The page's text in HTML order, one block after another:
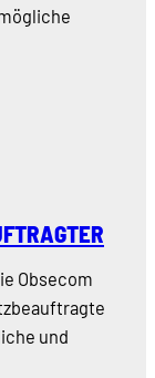
Obsecom
und